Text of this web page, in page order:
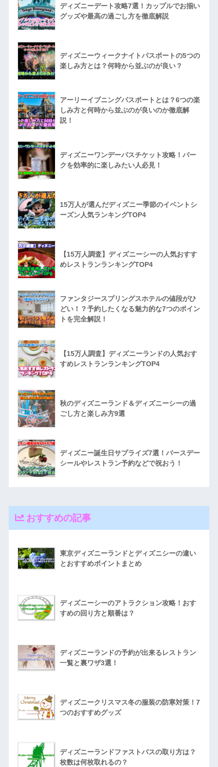
ディズニーデート攻略7選！カップルでお揃い
グッズや最高の過ごし方を徹底解説
ディズニーウィークナイトパスポートの5つの
楽しみ方とは？何時から並ぶのが良い？
アーリーイブニングパスポートとは？6つの楽
しみ方と何時から並ぶのが良いのか徹底解
説！
ディズニーワンデーパスチケット攻略！パー
クを効率的に楽しみたい人必見！
15万人が選んだディズニー季節のイベントシ
ーズン人気ランキングTOP4
【15万人調査】ディズニーシーの人気おすす
めレストランランキングTOP4
ファンタジースプリングスホテルの値段がひ
どい！？予約したくなる魅力的な7つのポイン
トを完全解説！
【15万人調査】ディズニーランドの人気おす
すめレストランランキングTOP4
秋のディズニーランド＆ディズニーシーの過
ごし方と楽しみ方9選
ディズニー誕生日サプライズ7選！バースデー
シールやレストラン予約などで祝おう！
おすすめの記事
東京ディズニーランドとディズニシーの違い
とおすすめポイントまとめ
ディズニーシーのアトラクション攻略！おす
すめの回り方と順番は？
ディズニーランドの予約が出来るレストラン
一覧と裏ワザ3選！
ディズニークリスマス冬の服装の防寒対策！7
つのおすすめグッズ
ディズニーランドファストパスの取り方は？
枚数は何枚取れるの？